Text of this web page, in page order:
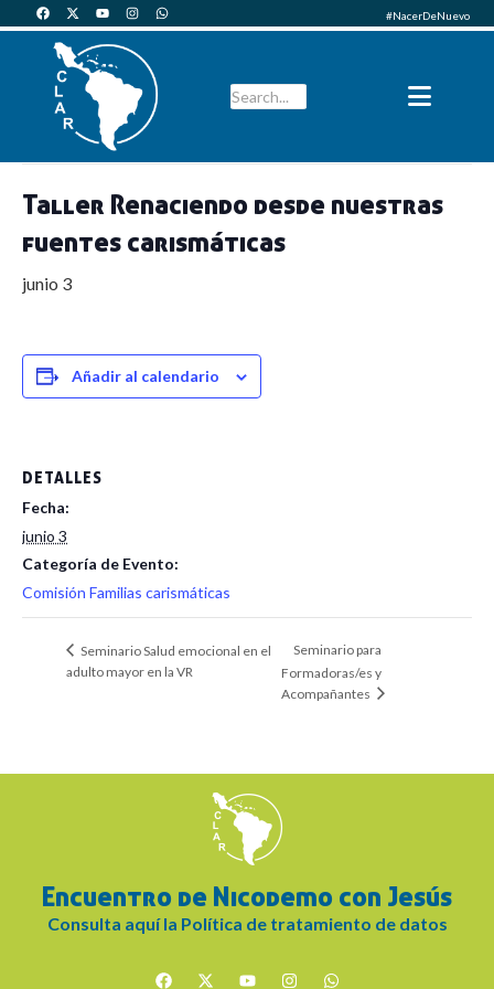
#NacerDeNuevo
« Todos los Eventos
Este evento ha pasado.
Taller Renaciendo desde nuestras
fuentes carismáticas
junio 3
Añadir al calendario
DETALLES
Fecha:
junio 3
Categoría de Evento:
Comisión Familias carismáticas
Seminario Salud emocional en el
adulto mayor en la VR
Seminario para
Formadoras/es y
Acompañantes
Encuentro de Nicodemo con Jesús
Consulta aquí la Política de tratamiento de datos